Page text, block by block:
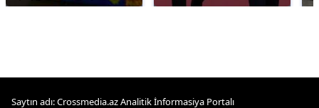
Saytın adı: Crossmedia.az Analitik İnformasiya Portalı